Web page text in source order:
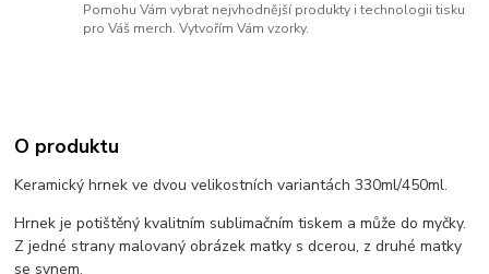
Pomohu Vám vybrat nejvhodnější produkty i technologii tisku
pro Váš merch. Vytvořím Vám vzorky.
O produktu
Keramický hrnek ve dvou velikostních variantách 330ml/450ml.
Hrnek je potištěný kvalitním sublimačním tiskem a může do myčky.
Z jedné strany malovaný obrázek matky s dcerou, z druhé matky
se synem.